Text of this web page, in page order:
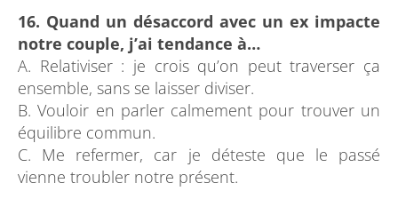
16. Quand un désaccord avec un ex impacte
notre couple, j’ai tendance à…
A. Relativiser : je crois qu’on peut traverser ça
ensemble, sans se laisser diviser.
B. Vouloir en parler calmement pour trouver un
équilibre commun.
C. Me refermer, car je déteste que le passé
vienne troubler notre présent.